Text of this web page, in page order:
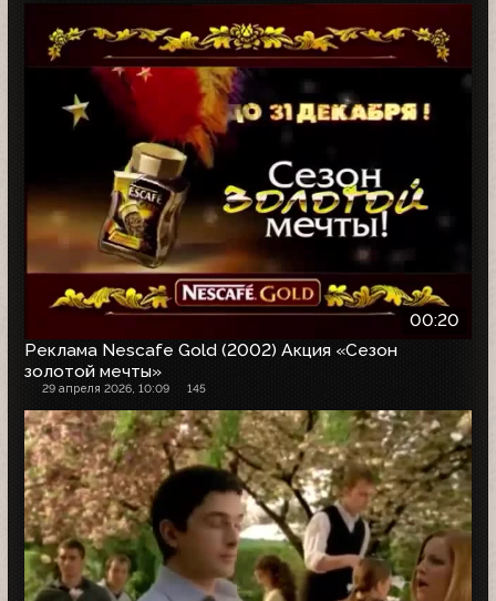
00:20
Реклама Nescafe Gold (2002) Акция «Сезон
золотой мечты»
29 апреля 2026, 10:09 145